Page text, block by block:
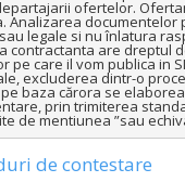
ofertelor.
Analizarea
legale si nu înlatura
contractanta are dreptul
pe care il vom publica in
excluderea dintr-o
baza cărora se
prin trimiterea
de mentiunea ”sau
de contestare